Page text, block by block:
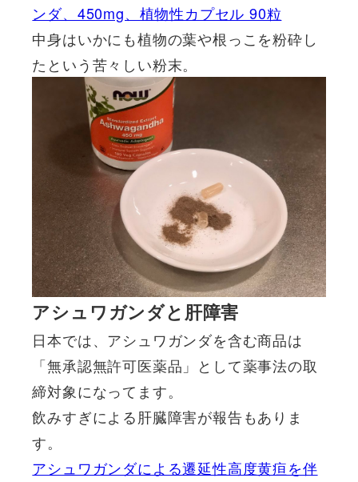
ンダ、450mg、植物性カプセル 90粒
中身はいかにも植物の葉や根っこを粉砕し
たという苦々しい粉末。
アシュワガンダと肝障害
日本では、アシュワガンダを含む商品は
「無承認無許可医薬品」として薬事法の取
締対象になってます。
飲みすぎによる肝臓障害が報告もありま
す。
アシュワガンダによる遷延性高度黄疸を伴